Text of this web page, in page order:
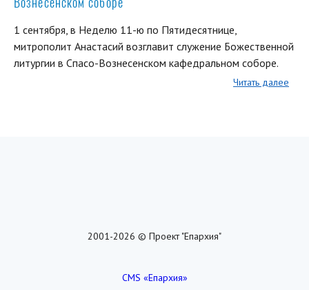
1 сентября, в Неделю 11-ю по Пятидесятнице,
митрополит Анастасий возглавит служение Божественной
литургии в Спасо-Вознесенском кафедральном соборе.
Читать далее
2001-2026 © Проект "Епархия"
CMS «Епархия»